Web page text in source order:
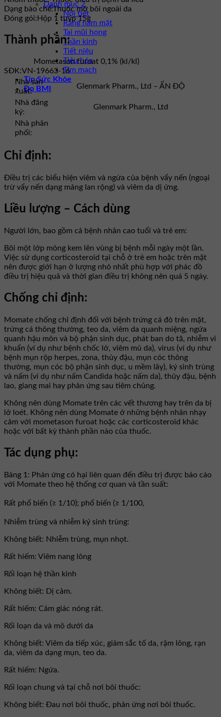
Danh mục 2
Nội tiết
Răng hàm mặt
Tai mũi họng
Thần kinh
Tiết niệu
Tiêu hóa
Tim mạch
Tin Sức Khỏe
Đo BMI
Dạng bào chế:Thuốc mỡ bôi ngoài da
Đóng gói: Hộp 1 tuýp 15g
Thành phần:
Mometason furoat 0,1% (kl/kl)
SĐK:VN-19663-16
Nhà sản
xuất:
Glenmark Pharm., Ltd – ẤN ĐỘ
Nhà đăng
ký:
Glenmark Pharm., Ltd
Nhà phân
phối:
Chỉ định:
Điều trị các biểu hiện viêm và ngứa của bệnh vẩy nến (ngoại
trừ vẩy nến dạng mảng lan rộng) và viêm da dị ứng.
Liều lượng – Cách dùng
Người lớn, bao gồm cả bệnh nhân cao tuổi và trẻ em:
Bôi một lớp mỏng kem lên vùng bị bệnh mỗi ngày một lần.
Việc sử dụng corticosteroid tại chỗ ở trẻ em hoặc trên mặt
nên được giới hạn ở lượng nhỏ nhất phù hợp với phác đồ
điều trị hiệu quả và thời gian điều trị không nên quá 5 ngày.
Chống chỉ định:
Momate chống chỉ định đối với bệnh trứng cá đỏ trên mặt,
trứng cá thông thường, teo da, viêm da quanh miệng, ngứa
quanh hậu môn và bộ phận sinh dục, phát ban do tã, nhiễm vi
khuẩn (ví dụ như bệnh chốc lở, viêm mủ da), virus (ví dụ như
bệnh mụn rộp herpes, zona, thủy đậu, mụn cóc thông
thường, mụn cóc bộ phận sinh dục, u mềm lây), ký sinh trùng
và nấm (ví dụ như nấm Candida hoặc nấm da), thủy đậu, bệnh
lao, giang mai hay phản ứng sau tiêm chủng.
Không nên dùng Momate trên các vết thương hay trên da bị
lở loét. Không nên dùng Momate ở những bệnh nhân nhạy
cảm với mometason furoat hoặc các corticosteroid khác
hoặc với bất kỳ thành phần nào của thuốc.
Tác dụng phụ:
Bảng 1: Phản ứng có hại liên quan đến điều trị được báo cáo
với Momate theo hệ thống cơ quan và tần suất:
Rất phổ biến (≥ 1/10); phổ biến (≥ 1/100,
Nhiễm trùng và nhiễm ký sinh trùng:
Không biết: Nhiễm trùng, mụn nhọt.
Rất hiếm: Viêm nang lông
Rối loạn hệ thần kinh
Không biết: Dị cảm.
Rất hiếm: Cảm giác nóng rát.
Rối loạn da và mô dưới da
Không biết: Viêm da tiếp xúc, giảm sắc tố da, rậm lông, rạn
da, viêm da dạng mụn, teo da.
Rất hiếm: Ngứa.
Rối loạn chung và tại chỗ nơi bôi thuốc:
Không biết: Đau nơi bôi thuốc, phản ứng nơi bôi thuốc.